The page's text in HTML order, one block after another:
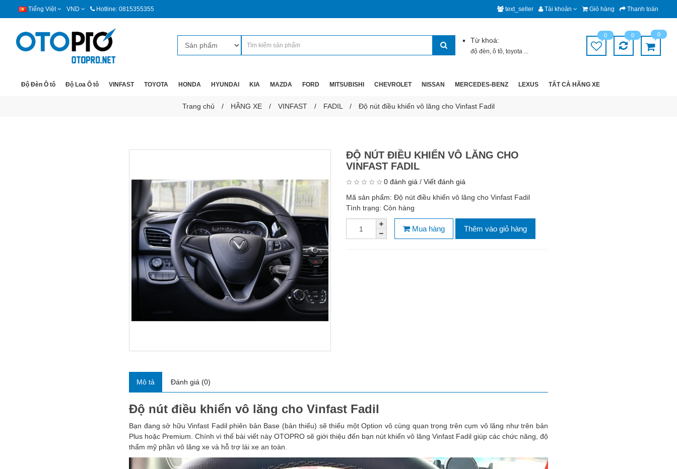
Tiếng Việt VND Hotline: 0815355355 text_seller Tài khoản Giỏ hàng Thanh toán
Từ khoá:
độ đèn,ô tô,toyota ...
0 0 0
Độ Đèn Ô tô Độ Loa Ô tô VINFAST TOYOTA HONDA HYUNDAI KIA MAZDA FORD MITSUBISHI CHEVROLET NISSAN MERCEDES-BENZ LEXUS TẤT CẢ HÃNG XE
Trang chủ HÃNG XE VINFAST FADIL Độ nút điều khiển vô lăng cho Vinfast Fadil
ĐỘ NÚT ĐIỀU KHIỂN VÔ LĂNG CHO
VINFAST FADIL
0 đánh giá / Viết đánh giá
Mã sản phẩm: Độ nút điều khiển vô lăng cho Vinfast Fadil
Tình trạng: Còn hàng
Mua hàng Thêm vào giỏ hàng
Mô tả Đánh giá (0)
Độ nút điều khiển vô lăng cho Vinfast Fadil
Bạn đang sở hữu Vinfast Fadil phiên bản Base (bản thiếu) sẽ thiếu một Option vô cùng quan trọng trên cụm vô lăng như trên bản
Plus hoặc Premium. Chính vì thế bài viết này OTOPRO sẽ giới thiệu đến bạn nút khiển vô lăng Vinfast Fadil giúp các chức năng, độ
thẩm mỹ phần vô lăng xe và hỗ trợ lái xe an toàn.